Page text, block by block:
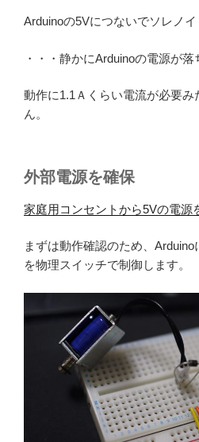
Arduinoの5Vにつないでソレノイ
・・・静かにArduinoの電源が落
動作に1.1Ａくらい電流が必要
ん。
外部電源を確保
家庭用コンセントから5Vの電源
まずは動作確認のため、
を物理スイッチで制御します。